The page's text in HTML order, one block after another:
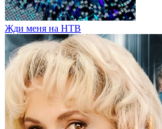
Жди меня на НТВ